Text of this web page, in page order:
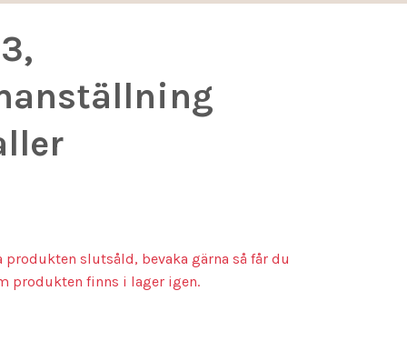
produkten slutsåld, bevaka gärna så får du
produkten finns i lager igen.